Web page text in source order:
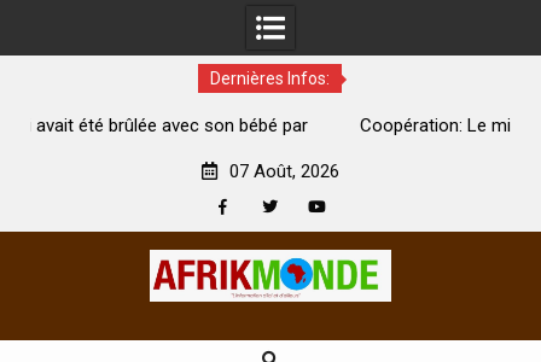
Dernières Infos:
bébé par
Coopération: Le ministre Indien Kirti Vardhan
07 Août, 2026